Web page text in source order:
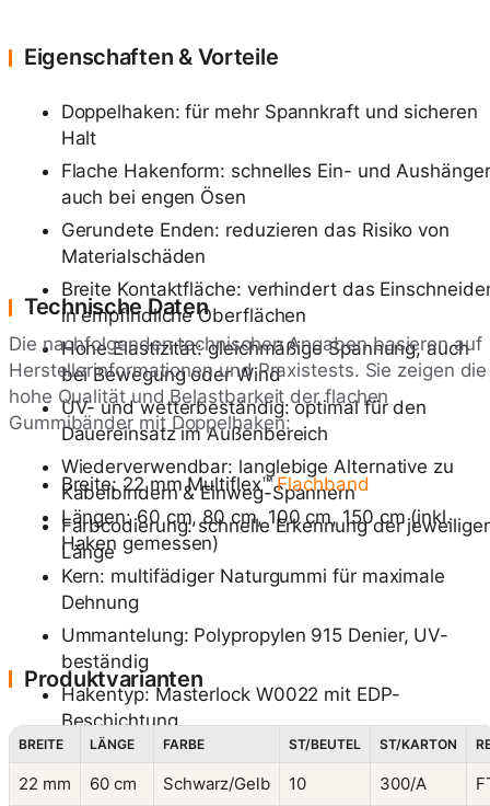
Eigenschaften & Vorteile
Doppelhaken: für mehr Spannkraft und sicheren
Halt
Flache Hakenform: schnelles Ein- und
auch bei engen Ösen
Gerundete Enden: reduzieren das Risiko von
Materialschäden
Breite Kontaktfläche: verhindert das
in empfindliche Oberflächen
Hohe Elastizität: gleichmäßige Spannung, auch
bei Bewegung oder Wind
UV- und wetterbeständig: optimal für den
Dauereinsatz im Außenbereich
Wiederverwendbar: langlebige Alternative zu
Kabelbindern & Einweg-Spannern
Farbcodierung: schnelle Erkennung der
Länge
Technische Daten
Die nachfolgenden technischen Angaben basieren auf
Herstellerinformationen und Praxistests. Sie zeigen die
hohe Qualität und Belastbarkeit der flachen
Gummibänder mit Doppelhaken:
Breite: 22 mm Multiflex™Flachband
Längen: 60 cm, 80 cm, 100 cm, 150 cm (inkl.
Haken gemessen)
Kern: multifädiger Naturgummi für maximale
Dehnung
Ummantelung: Polypropylen 915 Denier, UV-
beständig
Hakentyp: Masterlock W0022 mit EDP-
Beschichtung
Dehnbereich: 20 % bis 50 % der Nennlänge
Belastbarkeit: geprüft bis 80 kg
Produktvarianten
BREITE LÄNGE FARBE ST/BEUTEL ST/KARTON
22 mm 60 cm Schwarz/Gelb 10 300/A